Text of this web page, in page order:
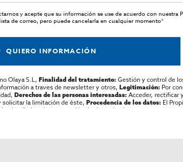
y acepte que su información se use de acuerdo con nuestra
de correo, pero puede cancelarla en cualquier momento*
QUIERO INFORMACIÓN
Olaya S.L, Finalidad del tratamiento: Gestión y control de
a traves de newsletter y otros, Legitimación: Por
Derechos de las personas interesadas: Acceder, rectificar
la limitación de éste, Procedencia de los datos: El
y detallada sobre protección de datos
Aquí.